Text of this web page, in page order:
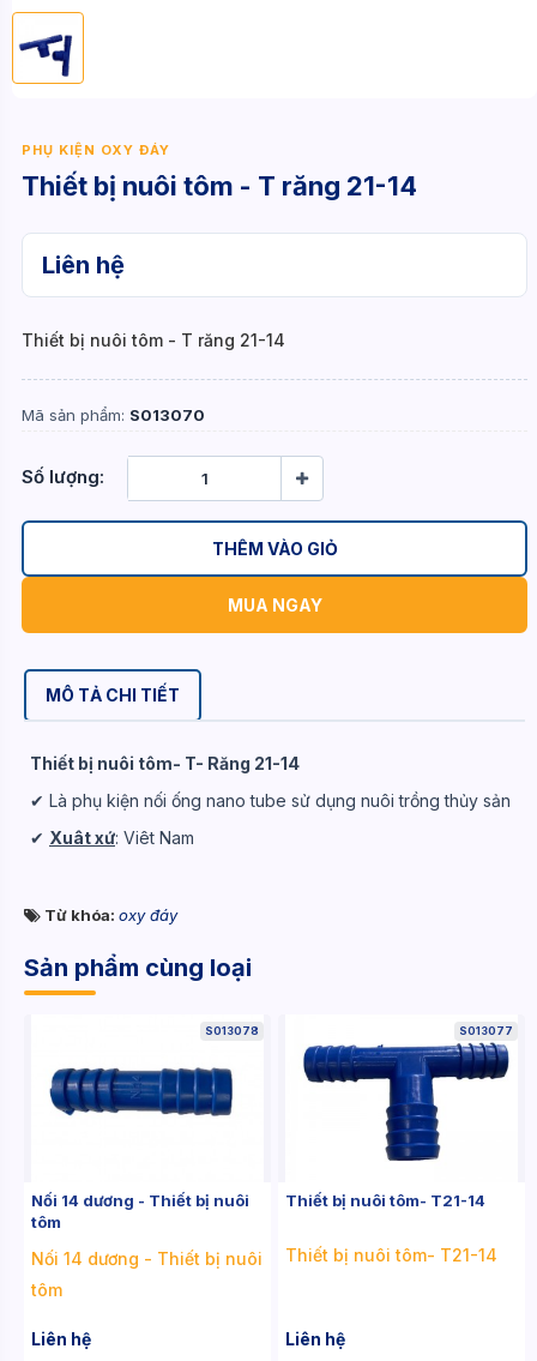
PHỤ KIỆN OXY ĐÁY
Thiết bị nuôi tôm - T răng 21-14
Liên hệ
Thiết bị nuôi tôm - T răng 21-14
Mã sản phẩm: S013070
Số lượng:
THÊM VÀO GIỎ
MUA NGAY
MÔ TẢ CHI TIẾT
Thiết bị nuôi tôm- T- Răng 21-14
✔ Là phụ kiện nối ống nano tube sử dụng nuôi trồng thủy sản
✔ Xuât xứ: Viêt Nam
Từ khóa: oxy đáy
Sản phẩm cùng loại
S013078
Nối 14 dương - Thiết bị nuôi
tôm
Nối 14 dương - Thiết bị nuôi
tôm
Liên hệ
S013077
Thiết bị nuôi tôm- T21-14
Thiết bị nuôi tôm- T21-14
Liên hệ